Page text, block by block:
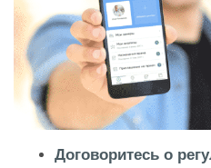
Договоритесь о